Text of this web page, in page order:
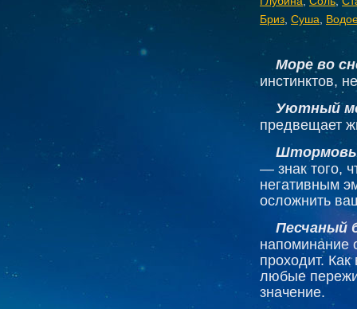
Бриз Суша
Море во
инстинктов,
Уютный
предвещает
— знак того,
негативным
осложнить
Песчаный
напоминание
проходит. Как
любые
значение.